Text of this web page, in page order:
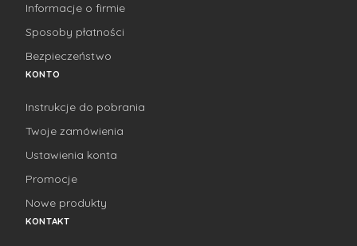
Informacje o firmie
Sposoby płatności
Bezpieczeństwo
KONTO
Instrukcje do pobrania
Twoje zamówienia
Ustawienia konta
Promocje
Nowe produkty
KONTAKT